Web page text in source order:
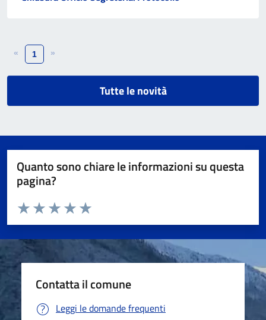
« 1 »
Tutte le novità
Quanto sono chiare le informazioni su questa
pagina?
Valuta da 1 a 5 stelle la pagina
Valuta 5 stelle su 5
Valuta 4 stelle su 5
Valuta 3 stelle su 5
Valuta 2 stelle su 5
Valuta 1 stelle su 5
Contatta il comune
Leggi le domande frequenti